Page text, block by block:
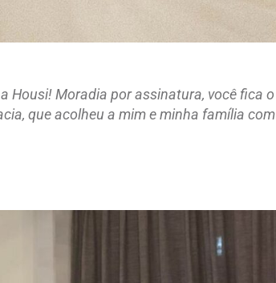
Housi! Moradia por assinatura, você fica o
que acolheu a mim e minha família com